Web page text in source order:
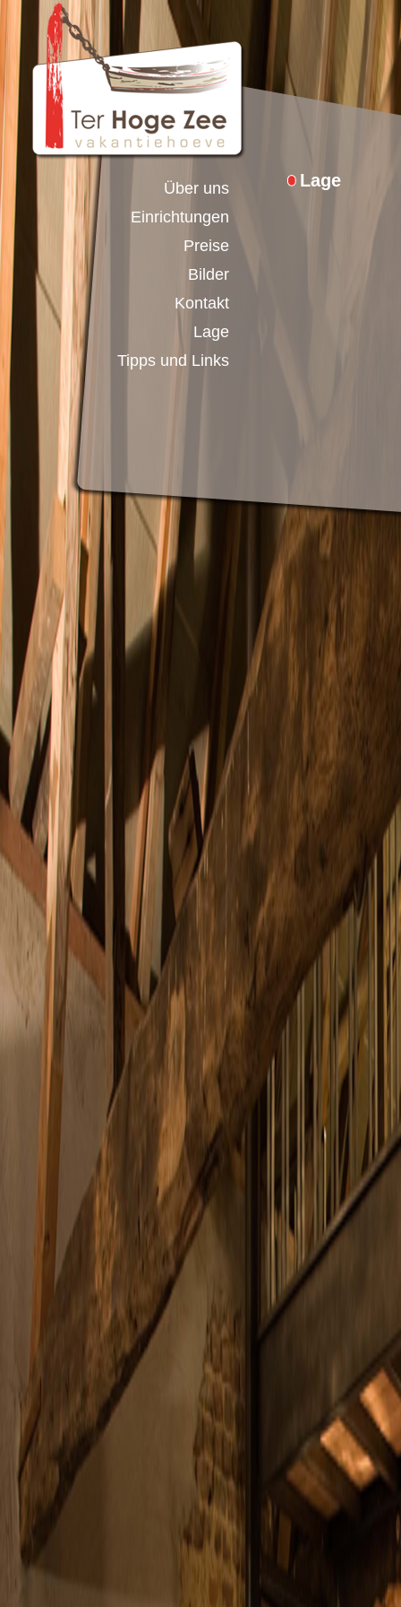
Über uns
Einrichtungen
Preise
Bilder
Kontakt
Lage
Tipps und Links
Lage